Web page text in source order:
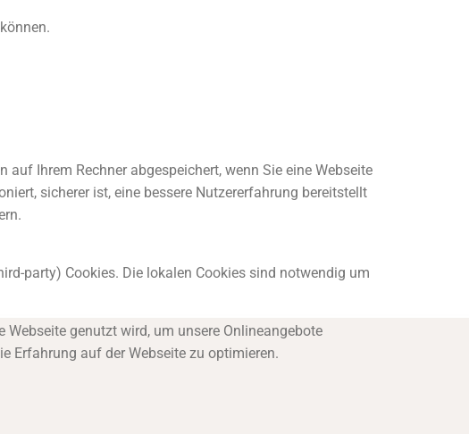
Ihrem Rechner abgespeichert, wenn Sie eine Webseite
sicherer ist, eine bessere Nutzererfahrung bereitstellt
party) Cookies. Die lokalen Cookies sind notwendig um
genutzt wird, um unsere Onlineangebote
Erfahrung auf der Webseite zu optimieren.